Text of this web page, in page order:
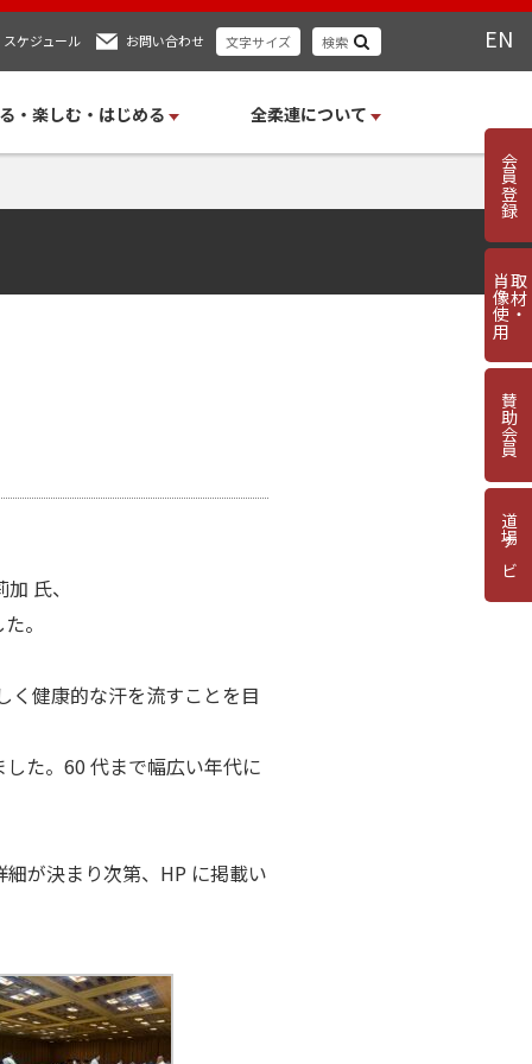
スケジュール お問い合わせ 文字サイズ 検索 EN
・楽しむ・はじめる 全柔連について
会員登録
取材・
肖像使用
賛助会員
道場ナビ
氏、
。
く健康的な汗を流すことを目
た。60 代まで幅広い年代に
が決まり次第、HP に掲載い